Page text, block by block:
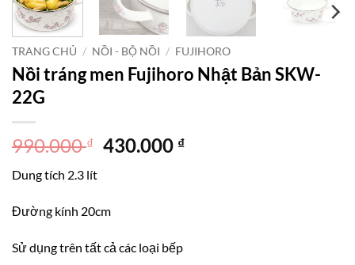
TRANG CHỦ / NỒI - BỘ NỒI / FUJIHORO
Nồi tráng men Fujihoro Nhật Bản SKW-
22G
990.000₫ Giá
430.000 ₫Giá
Dung tích 2.3 lít
Đường kính 20cm
Sử dụng trên tất cả các loại bếp